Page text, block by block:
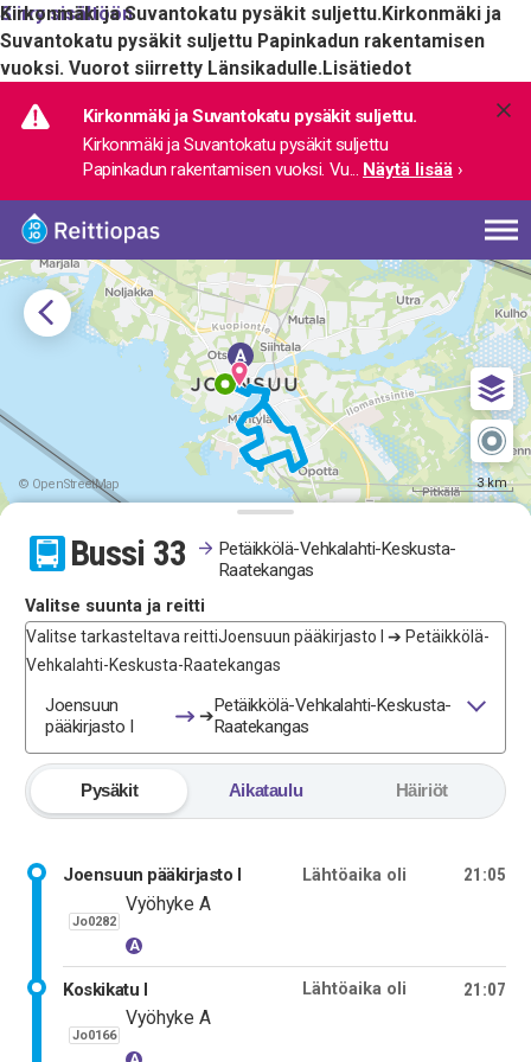
Siirry sisältöön
Kirkonmäki ja Suvantokatu pysäkit suljettu.Kirkonmäki ja
Suvantokatu pysäkit suljettu Papinkadun rakentamisen
vuoksi. Vuorot siirretty Länsikadulle.Lisätiedot
Kirkonmäki ja Suvantokatu pysäkit suljettu.
Kirkonmäki ja Suvantokatu pysäkit suljettu
Papinkadun rakentamisen vuoksi. Vu... Näytä lisää ›
© OpenStreetMap 3 km
Bussi 33
Petäikkölä-Vehkalahti-Keskusta-
Raatekangas
Valitse suunta ja reitti
Valitse tarkasteltava reittiJoensuun pääkirjasto I ➔ Petäikkölä-
Vehkalahti-Keskusta-Raatekangas
Joensuun
pääkirjasto I
➔Petäikkölä-Vehkalahti-Keskusta-
Raatekangas
Pysäkit Aikataulu Häiriöt
Joensuun pääkirjasto I Lähtöaika oli 21:05
Jo0282
Vyöhyke A
A
Koskikatu I Lähtöaika oli 21:07
Jo0166
Vyöhyke A